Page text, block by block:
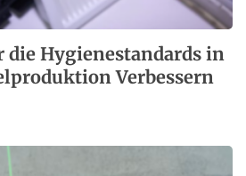
die Hygienestandards in
Verbessern